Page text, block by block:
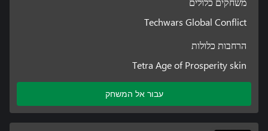
משחקים כלולים
Techwars Global Conflict
הרחבות כלולות
Tetra Age of Prosperity skin
עבור אל המשחק